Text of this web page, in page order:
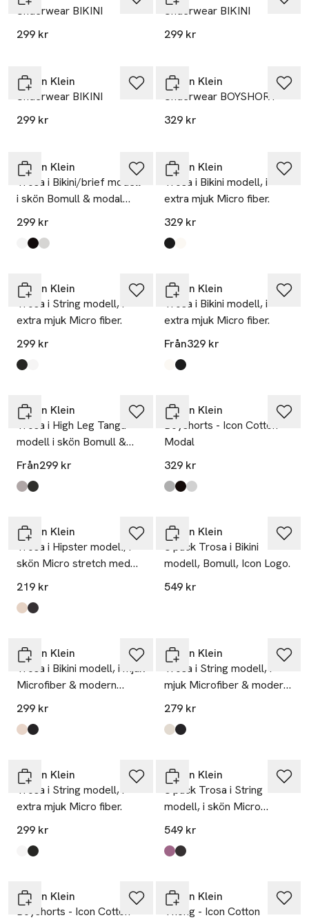
Underwear BIKINI
299 kr
Underwear BIKINI
299 kr
Calvin Klein
Underwear BIKINI
299 kr
Calvin Klein
Underwear BOYSHORT
329 kr
Calvin Klein
Trosa i Bikini/brief modell
i skön Bomull & modal
blandning
299 kr
Produkten finns i färgerna:
White,
Black,
Grey Heather
Calvin Klein
Trosa i Bikini modell, i
extra mjuk Micro fiber.
329 kr
Produkten finns i färgerna:
Black
White
Calvin Klein
Trosa i String modell, i
extra mjuk Micro fiber.
299 kr
Produkten finns i färgerna:
Black
White
Calvin Klein
Trosa i Bikini modell, i
extra mjuk Micro fiber.
Från329 kr
Produkten finns i färgerna:
White
Black
Calvin Klein
Trosa i High Leg Tanga
modell i skön Bomull &
modal blandning
Från299 kr
Produkten finns i färgerna:
Grey Heather
Black
Calvin Klein
Boyshorts - Icon Cotton
Modal
329 kr
Produkten finns i färgerna:
Grey Heather
Black,
White,
Calvin Klein
Trosa i Hipster modell, i
skön Micro stretch med
vacker spetskant.
219 kr
Produkten finns i färgerna:
Cedar
Black
Calvin Klein
3 pack Trosa i Bikini
modell, Bomull, Icon Logo.
549 kr
Calvin Klein
Trosa i Bikini modell, i mjuk
Microfiber & modern
spets.
299 kr
Produkten finns i färgerna:
Beechwood
Black
Calvin Klein
Trosa i String modell, i
mjuk Microfiber & modern
spets.
279 kr
Produkten finns i färgerna:
Beechwood
Black
Calvin Klein
Trosa i String modell, i
extra mjuk Micro fiber.
299 kr
Produkten finns i färgerna:
White
Black
Calvin Klein
3 pack Trosa i String
modell, i skön Micro
stretch med vacker
549 kr
Produkten finns i färgerna:
Iron/ Crystal Blush/ Dusty
Black/Black/Black
Calvin Klein
Boyshorts - Icon Cotton
Calvin Klein
Thong - Icon Cotton